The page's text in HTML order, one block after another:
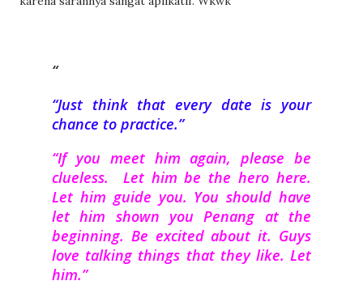
“Just think that every date is your
chance to practice.”
“If you meet him again, please be
clueless. Let him be the hero here.
Let him guide you. You should have
let him shown you Penang at the
beginning. Be excited about it. Guys
love talking things that they like. Let
him.”